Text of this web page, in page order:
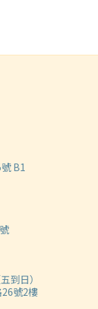
B1
到日）
號2樓